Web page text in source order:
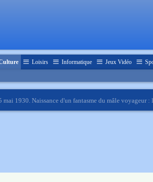
Loisirs Informatique Jeux Vidéo
mai 1930. Naissance d'un fantasme du mâle voyageur :